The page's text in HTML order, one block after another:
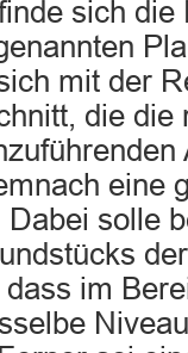
sich die
mit der
die die
eine
solle
im